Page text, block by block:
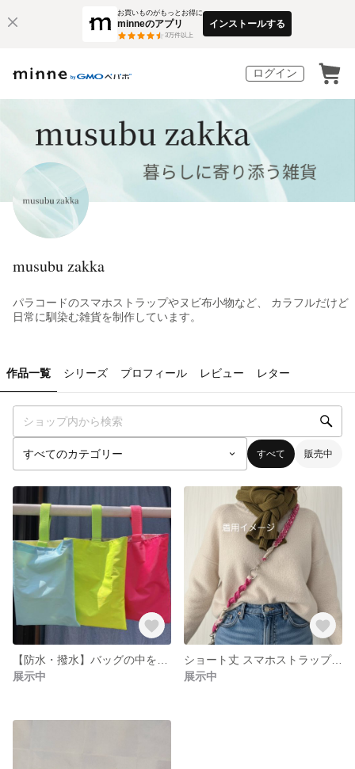
お買いものがもっとお得に
minneのアプリ
3万件以上
インストールする
ログイン
musubu zakka
パラコードのスマホストラップやヌビ布小物など、 カラフルだけど
日常に馴染む雑貨を制作しています。
作品一覧 シリーズ プロフィール レビュー レター
すべて 販売中
展示中
ショート丈 スマホストラップ｜カラフル配色・お出かけに
展示中